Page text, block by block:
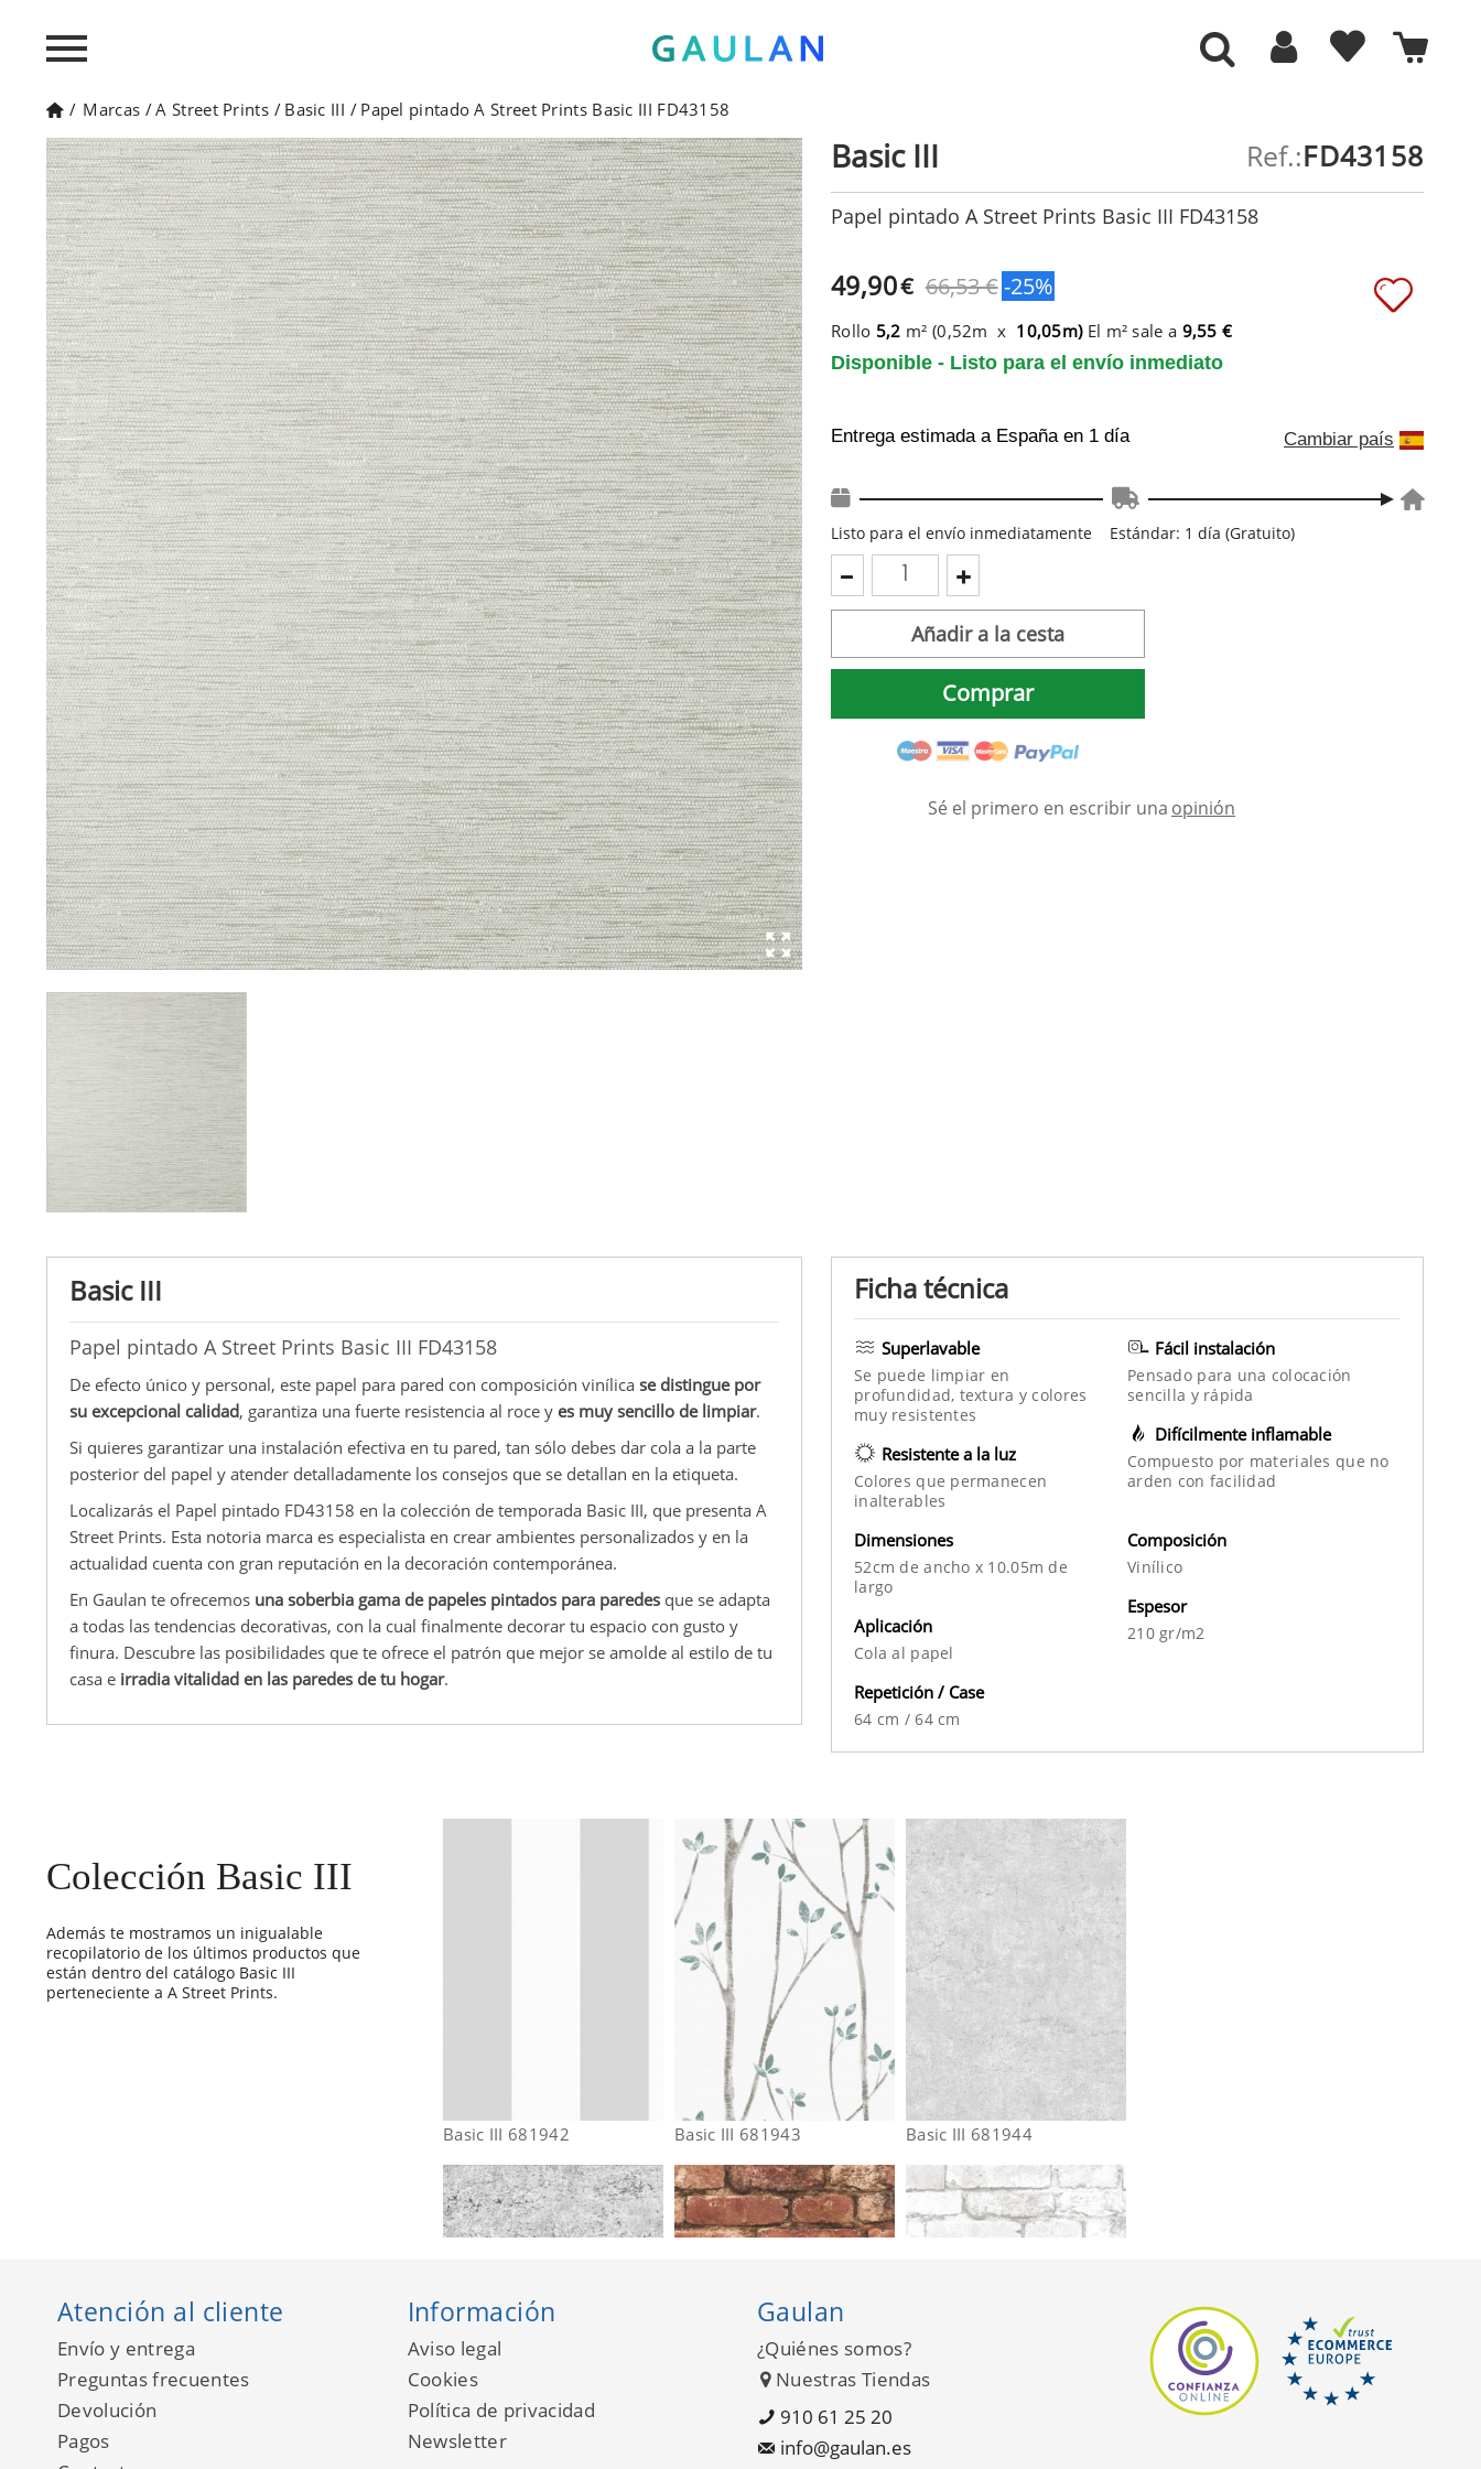
/ Marcas /A Street Prints / Basic III / Papel pintado A Street Prints Basic III FD43158
Basic III
Papel pintado A Street Prints Basic III FD43158
De efecto único y personal, este papel para pared con composición vinílica se distingue por
su excepcional calidad, garantiza una fuerte resistencia al roce y es muy sencillo de limpiar.
Si quieres garantizar una instalación efectiva en tu pared, tan sólo debes dar cola a la parte
posterior del papel y atender detalladamente los consejos que se detallan en la etiqueta.
Localizarás el Papel pintado FD43158 en la colección de temporada Basic III, que presenta A
Street Prints. Esta notoria marca es especialista en crear ambientes personalizados y en la
actualidad cuenta con gran reputación en la decoración contemporánea.
En Gaulan te ofrecemos una soberbia gama de papeles pintados para paredes que se adapta
a todas las tendencias decorativas, con la cual finalmente decorar tu espacio con gusto y
finura. Descubre las posibilidades que te ofrece el patrón que mejor se amolde al estilo de tu
casa e irradia vitalidad en las paredes de tu hogar.
Basic III FD43158
Ref.:
Papel pintado A Street Prints Basic III FD43158
49,90€ 66,53 €-25%
Rollo 5,2 m² (0,52m x 10,05m) El m² sale a 9,55 €
Disponible - Listo para el envío inmediato
Entrega estimada a España en 1 día Cambiar país
Listo para el envío inmediatamente Estándar: 1 día (Gratuito)
Añadir a la cesta
Comprar
Sé el primero en escribir una opinión
Ficha técnica
Superlavable
Se puede limpiar en
profundidad, textura y colores
muy resistentes
Resistente a la luz
Colores que permanecen
inalterables
Fácil instalación
Pensado para una colocación
sencilla y rápida
Difícilmente inflamable
Compuesto por materiales que no
arden con facilidad
Dimensiones
52cm de ancho x 10.05m de
largo
Aplicación
Cola al papel
Repetición / Case
64 cm /64 cm
Composición
Vinílico
Espesor
210 gr/m2
Colección Basic III
Además te mostramos un inigualable
recopilatorio de los últimos productos que
están dentro del catálogo Basic III
perteneciente a A Street Prints.
Basic III 681942 Basic III 681943 Basic III 681944
Atención al cliente
Envío y entrega
Preguntas frecuentes
Devolución
Pagos
Información
Aviso legal
Cookies
Política de privacidad
Newsletter
Gaulan
¿Quiénes somos?
Nuestras Tiendas
910 61 25 20
info@gaulan.es